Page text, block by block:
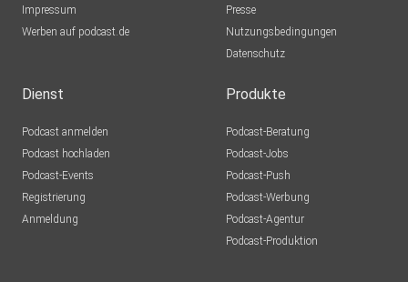
Impressum
Werben auf podcast.de
Presse
Nutzungsbedingungen
Datenschutz
Dienst
Podcast anmelden
Podcast hochladen
Podcast-Events
Registrierung
Anmeldung
Produkte
Podcast-Beratung
Podcast-Jobs
Podcast-Push
Podcast-Werbung
Podcast-Agentur
Podcast-Produktion